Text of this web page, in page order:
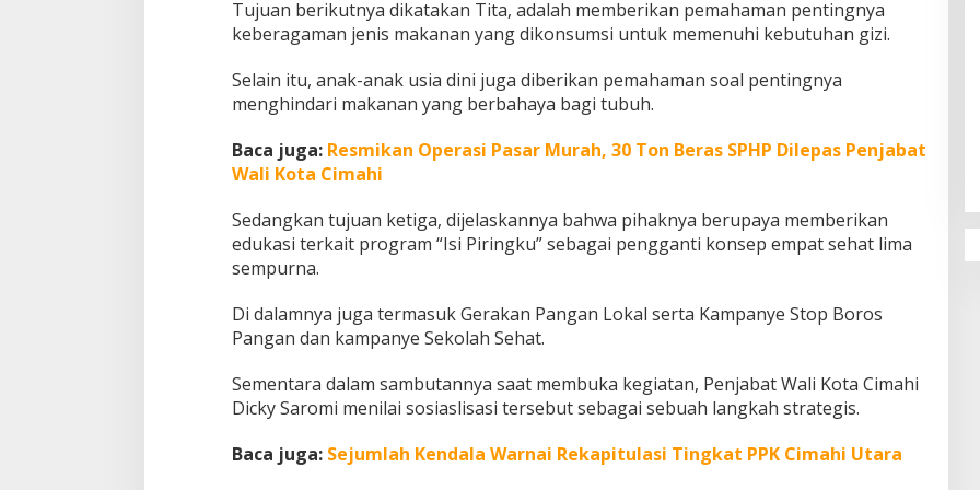
J
e
i
s
M
k
a
a
n
Tujuan berikutnya dikatakan Tita, adalah memberikan pemahaman pentingnya
keberagaman jenis makanan yang dikonsumsi untuk memenuhi kebutuhan gizi.
Selain itu, anak-anak usia dini juga diberikan pemahaman soal pentingnya
menghindari makanan yang berbahaya bagi tubuh.
Baca juga: Resmikan Operasi Pasar Murah, 30 Ton Beras SPHP Dilepas Penjabat
Wali Kota Cimahi
Sedangkan tujuan ketiga, dijelaskannya bahwa pihaknya berupaya memberikan
edukasi terkait program “Isi Piringku” sebagai pengganti konsep empat sehat lima
sempurna.
Di dalamnya juga termasuk Gerakan Pangan Lokal serta Kampanye Stop Boros
Pangan dan kampanye Sekolah Sehat.
Sementara dalam sambutannya saat membuka kegiatan, Penjabat Wali Kota Cimahi
Dicky Saromi menilai sosiaslisasi tersebut sebagai sebuah langkah strategis.
Baca juga: Sejumlah Kendala Warnai Rekapitulasi Tingkat PPK Cimahi Utara
Karakter Sekolah Nur Al Rahman
Bikin Sekolah di Malaysia Tertarik